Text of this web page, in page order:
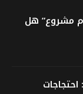
مشروع” هل